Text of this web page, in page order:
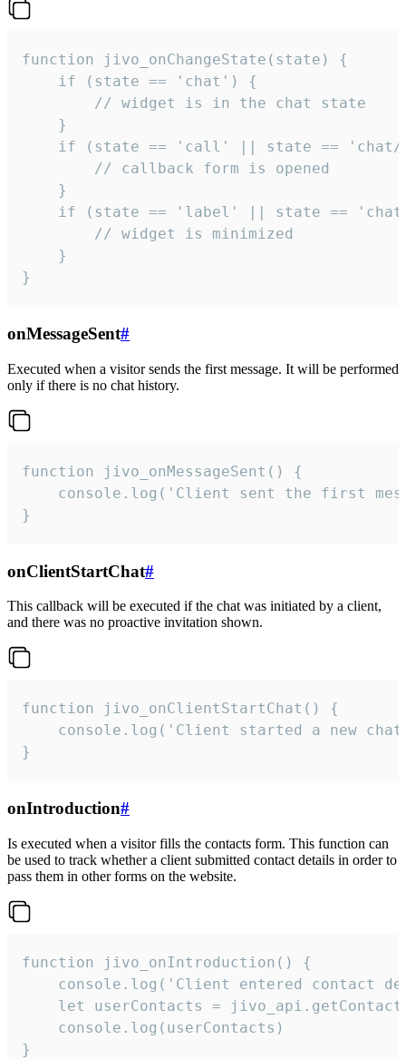
function jivo_onChangeState(state) {
    if (state == 'chat') {
        // widget is in the chat state
    }
if (state == 'call' || state ==
        // callback form is opened
    }
if (state == 'label' || state ==
        // widget is minimized
    }
}
onMessageSent#
Executed when a visitor sends the first message. It will be performed
only if there is no chat history.
function jivo_onMessageSent() {
console.log('Client sent the first
}
onClientStartChat#
This callback will be executed if the chat was initiated by a client,
and there was no proactive invitation shown.
function jivo_onClientStartChat() {
console.log('Client started a new
}
onIntroduction#
Is executed when a visitor fills the contacts form. This function can
be used to track whether a client submitted contact details in order to
pass them in other forms on the website.
function jivo_onIntroduction() {
console.log('Client entered contact
let userContacts =
    console.log(userContacts)
}